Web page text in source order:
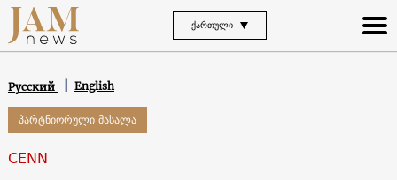
ᲥᲐᲠᲗᲣᲚᲘ
Русский English
პარტნიორული მასალა
CENN